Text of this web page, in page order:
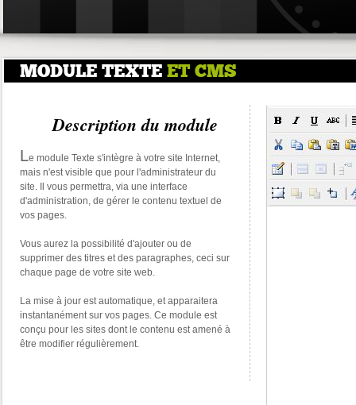
MODULE TEXTE ET CMS
Description du module
Le module Texte s'intègre à votre site Internet,
mais n'est visible que pour l'administrateur du
site. Il vous permettra, via une interface
d'administration, de gérer le contenu textuel de
vos pages.
Vous aurez la possibilité d'ajouter ou de
supprimer des titres et des paragraphes, ceci sur
chaque page de votre site web.
La mise à jour est automatique, et apparaitera
instantanément sur vos pages. Ce module est
conçu pour les sites dont le contenu est amené à
être modifier régulièrement.